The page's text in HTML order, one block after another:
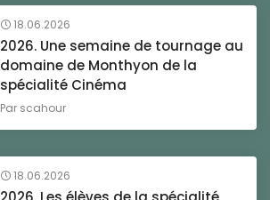
18.06.2026
2026. Une semaine de tournage au
domaine de Monthyon de la
spécialité Cinéma
Par scahour
18.06.2026